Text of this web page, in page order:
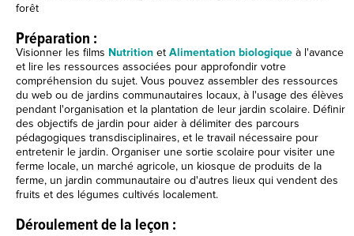
forêt
Préparation :
Visionner les films Nutrition et Alimentation biologique à l'avance
et lire les ressources associées pour approfondir votre
compréhension du sujet. Vous pouvez assembler des ressources
du web ou de jardins communautaires locaux, à l'usage des élèves
pendant l'organisation et la plantation de leur jardin scolaire. Définir
des objectifs de jardin pour aider à délimiter des parcours
pédagogiques transdisciplinaires, et le travail nécessaire pour
entretenir le jardin. Organiser une sortie scolaire pour visiter une
ferme locale, un marché agricole, un kiosque de produits de la
ferme, un jardin communautaire ou d'autres lieux qui vendent des
fruits et des légumes cultivés localement.
Déroulement de la leçon :